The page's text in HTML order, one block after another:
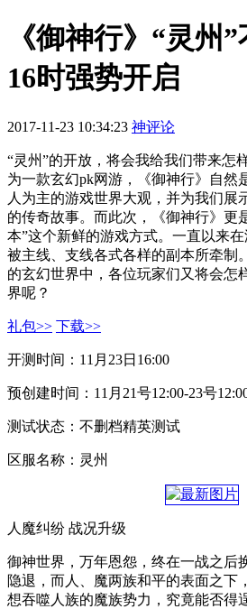
《御神行》“灵州
16时强势开启
2017-11-23 10:34:23 神评论
“灵州”的开放，将会我给我们带来怎
为一款玄幻pk网游，《御神行》自然
人为主的游戏世界大观，并为我们展
的传奇故事。而此次，《御神行》更
本”这个新鲜的游戏方式。一直以来
被主线、支线各式各样的副本所牵制
的玄幻世界中，各位玩家们又将会怎
界呢？
礼包>> 下载>>
开测时间：11月23日16:00
预创建时间：11月21号12:00-23号
测试状态：不删档精英测试
区服名称：灵州
人魔纠纷 战况升级
御神世界，万年恩怨，终在一战之后
隐退，而人、魔两族和平的表面之下
想吞噬人族的魔族势力，究竟能否得